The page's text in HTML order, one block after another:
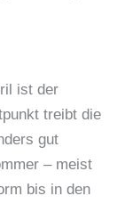
ist der
treibt die
gut
– meist
bis in den